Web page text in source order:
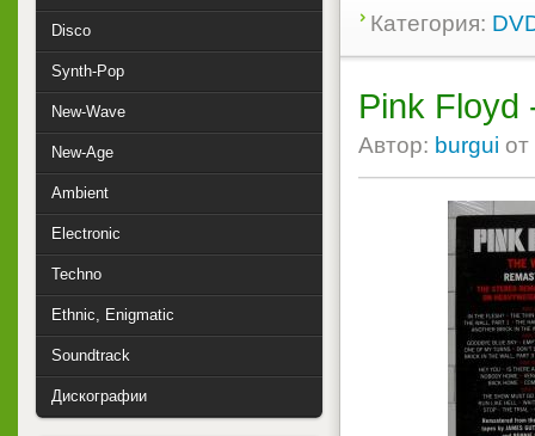
Категория:
Pink Floyd
Автор: burgui от
Disco
Synth-Pop
New-Wave
New-Age
Ambient
Electronic
Techno
Ethnic, Enigmatic
Soundtrack
Дискографии